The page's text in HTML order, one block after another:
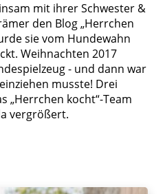
mit ihrer Schwester &
den Blog „Herrchen
sie vom Hundewahn
Weihnachten 2017
- und dann war
musste! Drei
„Herrchen kocht“-Team
vergrößert.